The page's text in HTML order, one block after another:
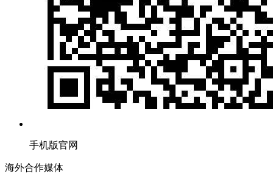
手机版官网
海外合作媒体